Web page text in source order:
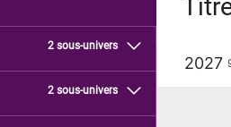
2 sous-univers
2 sous-univers
2027